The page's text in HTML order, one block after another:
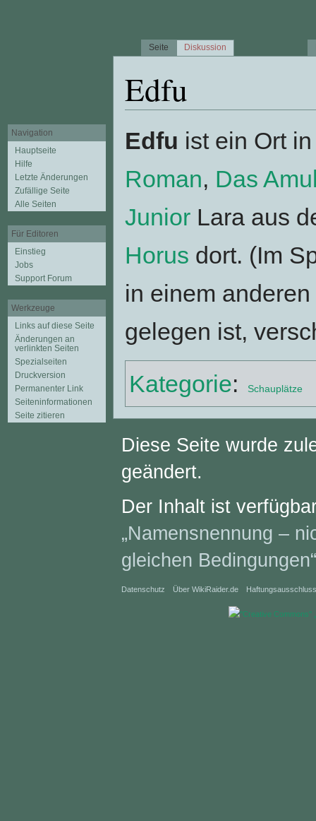
Edfu
Edfu ist ein Ort
Roman, Das
Junior Lara aus
Horus dort. (Im
in einem
gelegen ist,
Kategorie: Schauplätze
Seite Diskussion
Navigation
Hauptseite
Hilfe
Letzte Änderungen
Zufällige Seite
Alle Seiten
Für Editoren
Einstieg
Jobs
Support Forum
Werkzeuge
Links auf diese Seite
Änderungen an
verlinkten Seiten
Spezialseiten
Druckversion
Permanenter Link
Seiten­informationen
Seite zitieren
Diese Seite wurde
geändert.
Der Inhalt ist
„Namensnennung –
gleichen Bedingungen“
Datenschutz Über WikiRaider.de